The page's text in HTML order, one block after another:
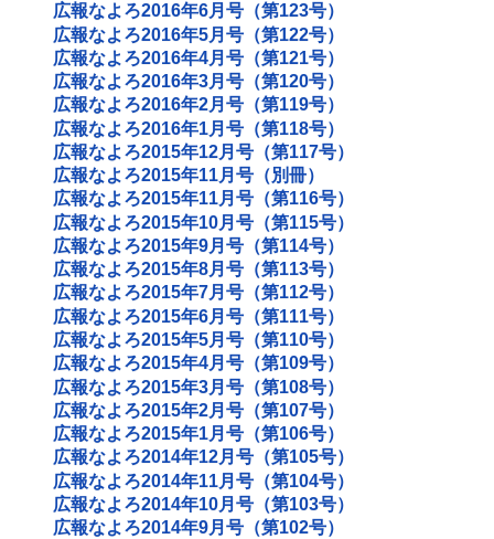
広報なよろ2016年6月号（第123号）
広報なよろ2016年5月号（第122号）
広報なよろ2016年4月号（第121号）
広報なよろ2016年3月号（第120号）
広報なよろ2016年2月号（第119号）
広報なよろ2016年1月号（第118号）
広報なよろ2015年12月号（第117号）
広報なよろ2015年11月号（別冊）
広報なよろ2015年11月号（第116号）
広報なよろ2015年10月号（第115号）
広報なよろ2015年9月号（第114号）
広報なよろ2015年8月号（第113号）
広報なよろ2015年7月号（第112号）
広報なよろ2015年6月号（第111号）
広報なよろ2015年5月号（第110号）
広報なよろ2015年4月号（第109号）
広報なよろ2015年3月号（第108号）
広報なよろ2015年2月号（第107号）
広報なよろ2015年1月号（第106号）
広報なよろ2014年12月号（第105号）
広報なよろ2014年11月号（第104号）
広報なよろ2014年10月号（第103号）
広報なよろ2014年9月号（第102号）